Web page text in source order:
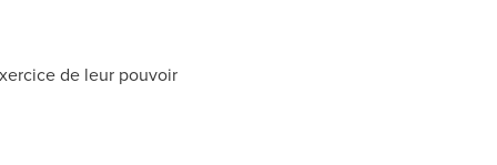
de leur pouvoir